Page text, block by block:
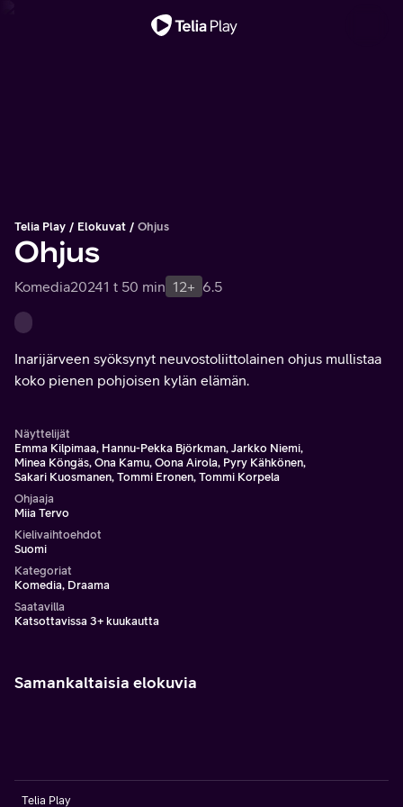
Telia Play Elokuvat Ohjus
Ohjus
Komedia20241 t 50 min 12+ 6.5
Inarijärveen syöksynyt neuvostoliittolainen ohjus mullistaa
koko pienen pohjoisen kylän elämän.
Näyttelijät
Emma Kilpimaa, Hannu-Pekka Björkman, Jarkko Niemi,
Minea Köngäs, Ona Kamu, Oona Airola, Pyry Kähkönen,
Sakari Kuosmanen, Tommi Eronen, Tommi Korpela
Ohjaaja
Miia Tervo
Kielivaihtoehdot
Suomi
Kategoriat
Komedia, Draama
Saatavilla
Katsottavissa 3+ kuukautta
Samankaltaisia elokuvia
Telia Play